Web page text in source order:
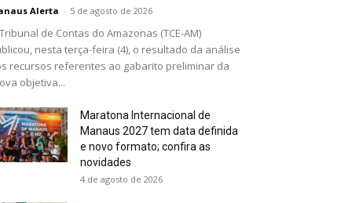
Alerta - 5 de agosto de 2026
de Contas do Amazonas (TCE-AM)
nesta terça-feira (4), o resultado da análise
recursos referentes ao gabarito preliminar da
objetiva...
Maratona Internacional de
Manaus 2027 tem data definida
e novo formato; confira as
novidades
4 de agosto de 2026